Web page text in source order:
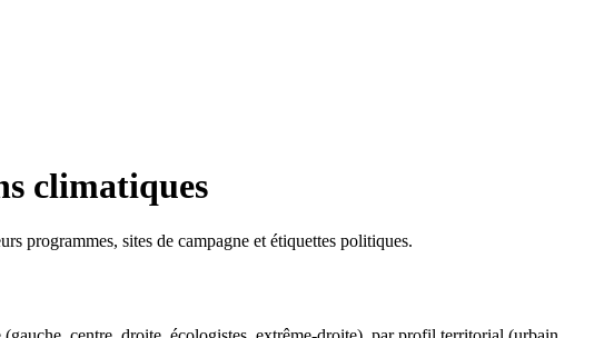
climatiques
programmes, sites de campagne et étiquettes politiques.